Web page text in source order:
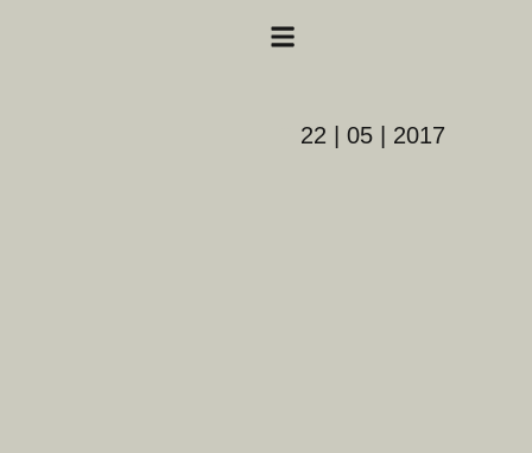
22 | 05 | 2017